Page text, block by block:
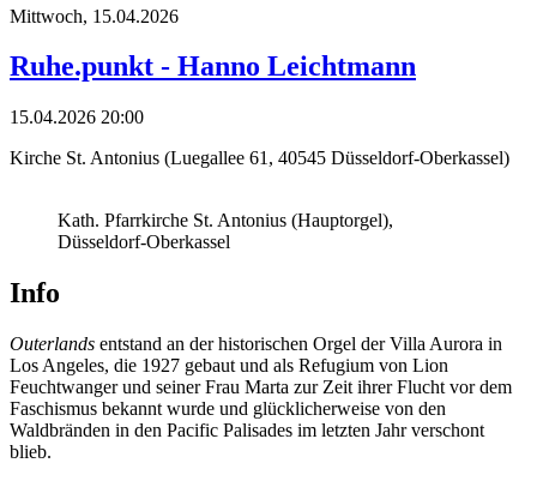
Mittwoch, 15.04.2026
Ruhe.punkt - Hanno Leichtmann
15.04.2026 20:00
Kirche St. Antonius (Luegallee 61, 40545 Düsseldorf-Oberkassel)
Kath. Pfarrkirche St. Antonius (Hauptorgel),
Düsseldorf-Oberkassel
Info
Outerlands entstand an der historischen Orgel der Villa Aurora in
Los Angeles, die 1927 gebaut und als Refugium von Lion
Feuchtwanger und seiner Frau Marta zur Zeit ihrer Flucht vor dem
Faschismus bekannt wurde und glücklicherweise von den
Waldbränden in den Pacific Palisades im letzten Jahr verschont
blieb.